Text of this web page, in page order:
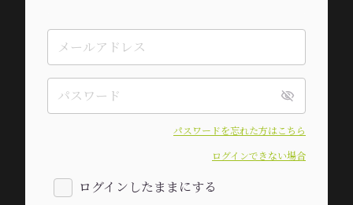
パスワードを忘れた方はこちら
ログインできない場合
ログインしたままにする